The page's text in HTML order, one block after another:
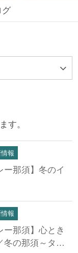
グ
す。
報
ー那須】冬のイ
報
ー那須】心とき
冬の那須～タウ